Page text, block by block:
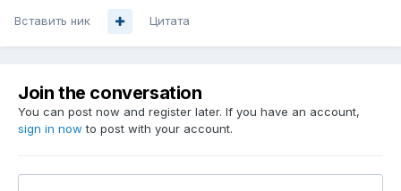
Вставить ник Цитата
Join the conversation
You can post now and register later. If you have an account,
sign in now to post with your account.